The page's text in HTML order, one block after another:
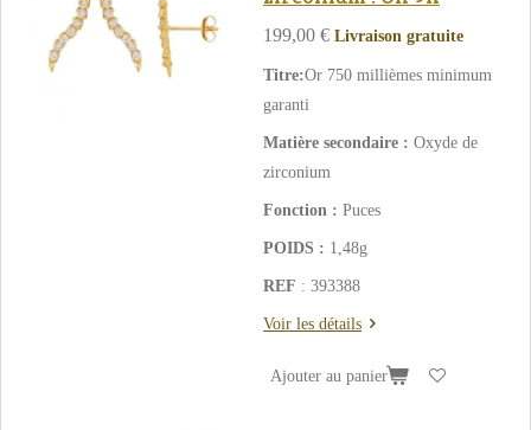
199,00 € Livraison gratuite
Titre:Or 750 millièmes minimum
garanti
Matière secondaire : Oxyde de
zirconium
Fonction : Puces
POIDS : 1,48g
REF : 393388
Voir les détails
Ajouter au panier